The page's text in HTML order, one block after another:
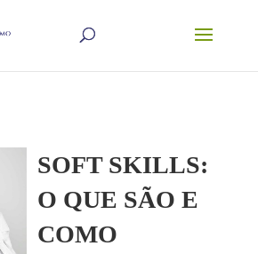
SOFT SKILLS:
O QUE SÃO E
COMO